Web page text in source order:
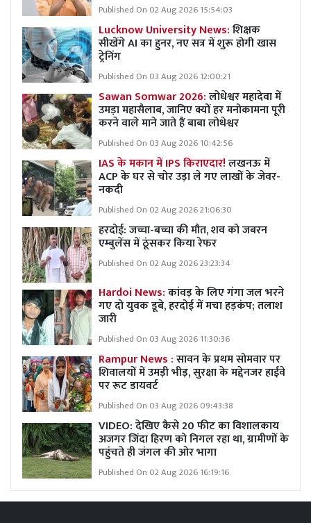
Published On 02 Aug 2026 15:54:03
Lucknow University News:शिक्षक
सीखेंगे AI का हुनर, नए सत्र में शुरू होगी खास
ट्रेनिंग
Published On 03 Aug 2026 12:00:21
Sawan Somwar 2026:लोधेश्वर महादेवा में
उमड़ा महासैलाब, जानिए क्यों हर मनोकामना पूरी
करने वाले माने जाते हैं बाबा लोधेश्वर
Published On 03 Aug 2026 10:42:56
IAS के मकान में IPS किराएदार!लखनऊ में
ACP के घर से चोर उड़ा ले गए लाखों के जेवर-
नकदी
Published On 02 Aug 2026 21:06:30
हरदोई: जच्चा-बच्चा की मौत, शव को जबरन
एम्बुलेंस में ठूंसकर किया रेफर
Published On 02 Aug 2026 23:23:34
Hardoi News:कांवड़ के लिए गंगा जल भरने
गए दो युवक डूबे, हरदोई में मचा हड़कंप; तलाश
जारी
Published On 03 Aug 2026 11:30:36
Rampur News :सावन के प्रथम सोमवार पर
शिवालयों में उमड़ी भीड़, सुरक्षा के मद्देनजर हाईवे
पर रूट डायवर्ट
Published On 03 Aug 2026 09:43:38
VIDEO: देखिए कैसे 20 फीट का विशालकाय
अजगर जिंदा हिरण को निगल रहा था, ग्रामीणों के
पहुंचते ही जंगल की ओर भागा
Published On 02 Aug 2026 16:19:16